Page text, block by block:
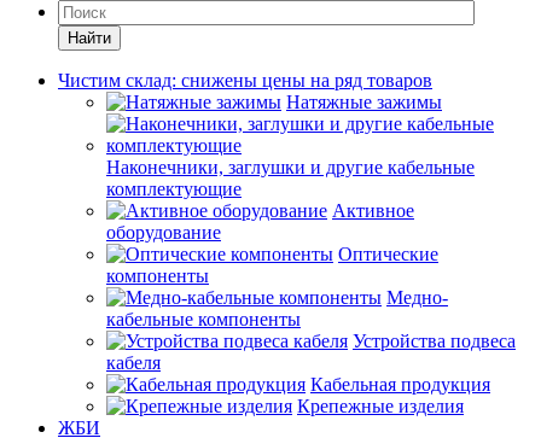
Найти
Чистим склад: снижены цены на ряд товаров
Натяжные зажимы
Наконечники, заглушки и другие кабельные
комплектующие
Активное
оборудование
Оптические
компоненты
Медно-
кабельные компоненты
Устройства подвеса
кабеля
Кабельная продукция
Крепежные изделия
ЖБИ